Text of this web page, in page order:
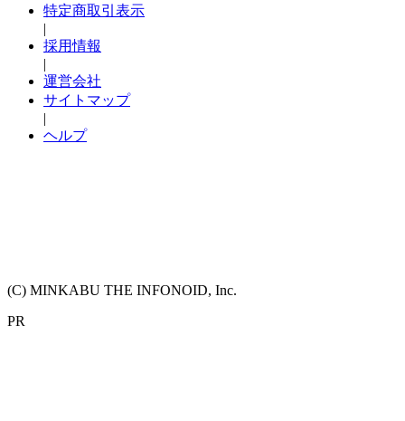
特定商取引表示
|
採用情報
|
運営会社
サイトマップ
|
ヘルプ
(C) MINKABU THE INFONOID, Inc.
PR